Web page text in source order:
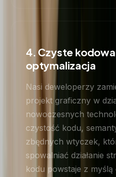
4. Czyste
optymalizacja
Nasi deweloperzy
projekt graficzny w
nowoczesnych
czystość kodu,
zbędnych wtyczek,
spowalniać działanie
kodu powstaje z myślą